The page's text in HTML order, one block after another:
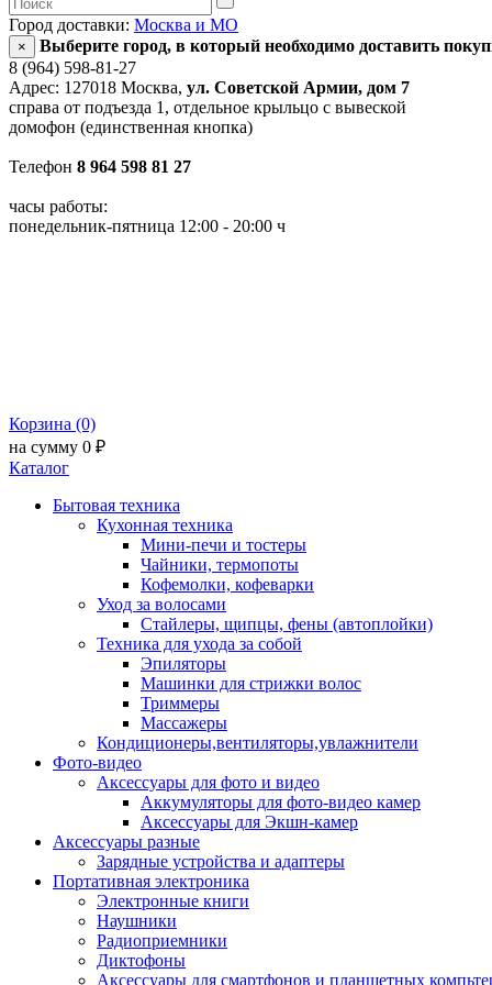
Город доставки: Москва и МО
×
Выберите город, в который необходимо доставить
8 (964) 598-81-27
Адрес: 127018 Москва, ул. Советской Армии, дом 7
справа от подъезда 1, отдельное крыльцо с вывеской
домофон (единственная кнопка)
Телефон 8 964 598 81 27
часы работы:
понедельник-пятница 12:00 - 20:00 ч
Корзина (0)
на сумму 0 ₽
Каталог
Бытовая техника
Кухонная техника
Мини-печи и тостеры
Чайники, термопоты
Кофемолки, кофеварки
Уход за волосами
Стайлеры, щипцы, фены (автоплойки)
Техника для ухода за собой
Эпиляторы
Машинки для стрижки волос
Триммеры
Массажеры
Кондиционеры,вентиляторы,увлажнители
Фото-видео
Аксессуары для фото и видео
Аккумуляторы для фото-видео камер
Аксессуары для Экшн-камер
Аксессуары разные
Зарядные устройства и адаптеры
Портативная электроника
Электронные книги
Наушники
Радиоприемники
Диктофоны
Аксессуары для смартфонов и планшетных